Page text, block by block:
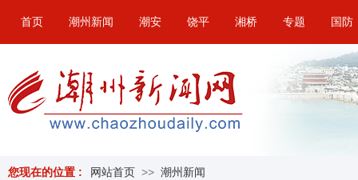
首页 潮州新闻 潮安 饶平 湘桥 专题 国防
您现在的位置 : 网站首页 >> 潮州新闻